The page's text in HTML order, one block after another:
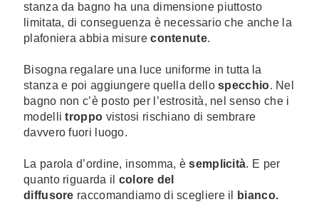
stanza da bagno ha una dimensione piuttosto
limitata, di conseguenza è necessario che anche la
plafoniera abbia misurecontenute.
Bisogna regalare una luce uniforme in tutta la
stanza e poi aggiungere quella dellospecchio. Nel
bagno non c’è posto per l’estrosità, nel senso che i
modelli troppo vistosi rischiano di sembrare
davvero fuori luogo.
La parola d’ordine, insomma, èsemplicità. E per
quanto riguarda il colore del
diffusore raccomandiamo di scegliere il
bianco.